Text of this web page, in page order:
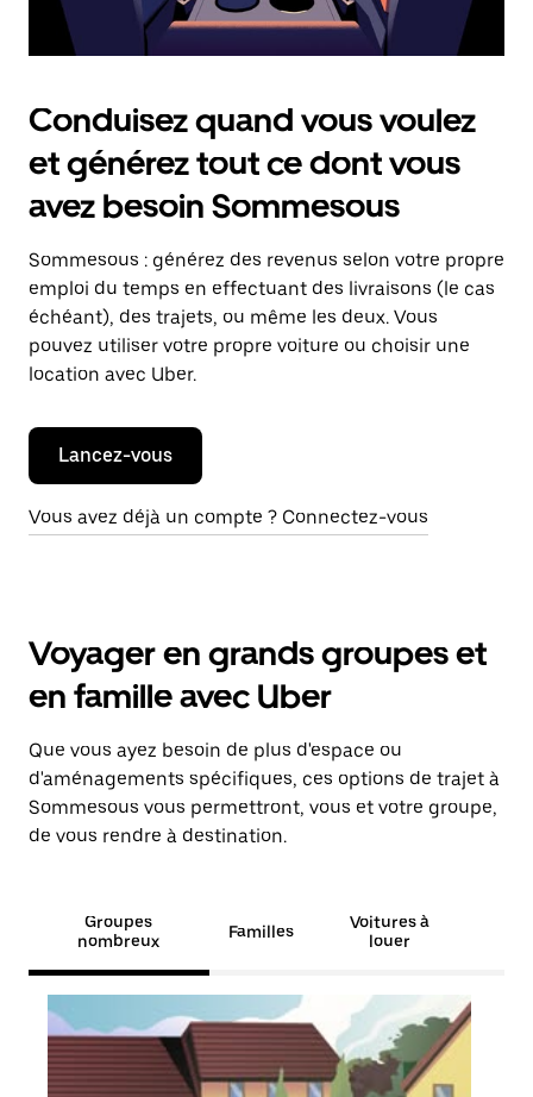
Conduisez quand vous voulez
et générez tout ce dont vous
avez besoin Sommesous
Sommesous : générez des revenus selon votre propre
emploi du temps en effectuant des livraisons (le cas
échéant), des trajets, ou même les deux. Vous
pouvez utiliser votre propre voiture ou choisir une
location avec Uber.
Lancez-vous
Vous avez déjà un compte ? Connectez-vous
Voyager en grands groupes et
en famille avec Uber
Que vous ayez besoin de plus d'espace ou
d'aménagements spécifiques, ces options de trajet à
Sommesous vous permettront, vous et votre groupe,
de vous rendre à destination.
Groupes
nombreux
Familles
Voitures à
louer